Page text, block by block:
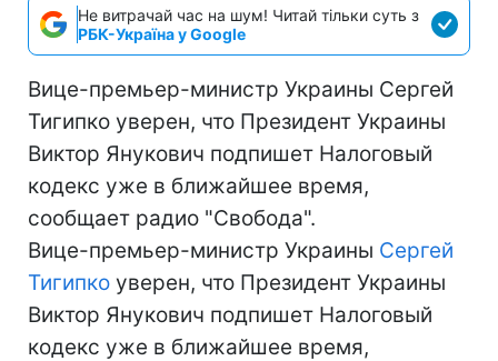
Не витрачай час на шум! Читай тільки суть з
РБК-Україна у Google
Вице-премьер-министр Украины Сергей
Тигипко уверен, что Президент Украины
Виктор Янукович подпишет Налоговый
кодекс уже в ближайшее время,
сообщает радио "Свобода".
Вице-премьер-министр Украины Сергей
Тигипко уверен, что Президент Украины
Виктор Янукович подпишет Налоговый
кодекс уже в ближайшее время,